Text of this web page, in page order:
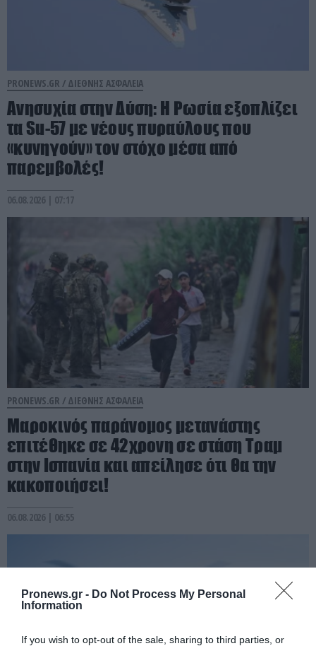
Pronews.gr - Do Not Process My Personal
Information
If you wish to opt-out of the sale, sharing to third parties, or
PRONEWS.GR / ΔΙΕΘΝΗΣ ΑΣΦΑΛΕΙΑ
Ανησυχία στην Δύση: H Ρωσία εξοπλίζει
τα Su-57 με νέους πυραύλους που
«κυνηγούν» τον στόχο μέσα από
παρεμβολές!
06.08.2026 | 07:17
PRONEWS.GR / ΔΙΕΘΝΗΣ ΑΣΦΑΛΕΙΑ
Μαροκινός παράνομος μετανάστης
επιτέθηκε σε 42χρονη σε στάση Τραμ
στην Ισπανία και απείλησε ότι θα την
κακοποιήσει!
06.08.2026 | 06:55